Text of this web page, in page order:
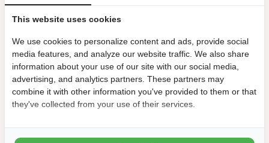
Voor binnen of buiten:
Afmeting
Binnenmaat breedte: 79 cm
Binnenmaat diepte: 46,5 cm
Binnenmaat hoogte:
Breedte: 89 cm
This website uses cookies
We use cookies to personalize content and ads, provide social
media features, and analyze our website traffic. We also share
information about your use of our site with our social media,
advertising, and analytics partners. These partners may
combine it with other information you've provided to them or that
they've collected from your use of their services.